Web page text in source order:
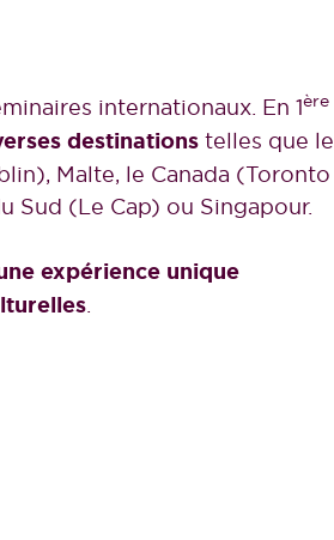
internationaux. En 1ère
destinationstelles que le
Malte, le Canada (Toronto
Sud (Le Cap) ou Singapour.
expérience unique
.